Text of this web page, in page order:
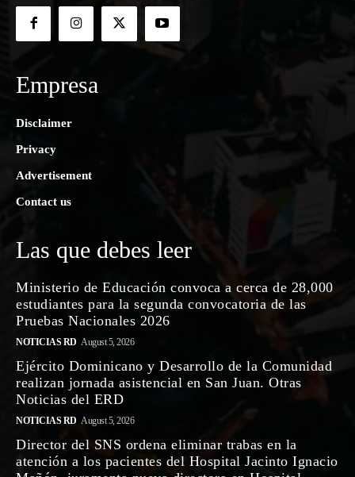
Empresa
Disclaimer
Privacy
Advertisement
Contact us
Las que debes leer
Ministerio de Educación convoca a cerca de 28,000
estudiantes para la segunda convocatoria de las
Pruebas Nacionales 2026
NOTICIAS RD August 5, 2026
Ejército Dominicano y Desarrollo de la Comunidad
realizan jornada asistencial en San Juan. Otras
Noticias del ERD
NOTICIAS RD August 5, 2026
Director del SNS ordena eliminar trabas en la
atención a los pacientes del Hospital Jacinto Ignacio